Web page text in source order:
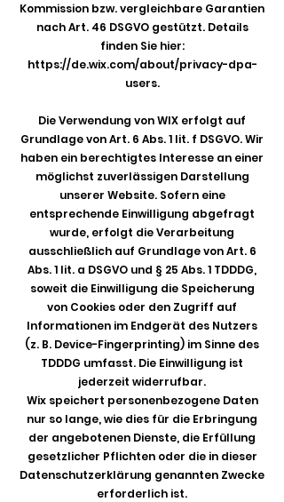
Kommission bzw. vergleichbare Garantien
nach Art. 46 DSGVO gestützt. Details
finden Sie hier:
https://de.wix.com/about/privacy-dpa-
users.
Die Verwendung von WIX erfolgt auf
Grundlage von Art. 6 Abs. 1 lit. f DSGVO. Wir
haben ein berechtigtes Interesse an einer
möglichst zuverlässigen Darstellung
unserer Website. Sofern eine
entsprechende Einwilligung abgefragt
wurde, erfolgt die Verarbeitung
ausschließlich auf Grundlage von Art. 6
Abs. 1 lit. a DSGVO und § 25 Abs. 1 TDDDG,
soweit die Einwilligung die Speicherung
von Cookies oder den Zugriff auf
Informationen im Endgerät des Nutzers
(z. B. Device-Fingerprinting) im Sinne des
TDDDG umfasst. Die Einwilligung ist
jederzeit widerrufbar.
Wix speichert personenbezogene Daten
nur so lange, wie dies für die Erbringung
der angebotenen Dienste, die Erfüllung
gesetzlicher Pflichten oder die in dieser
Datenschutzerklärung genannten Zwecke
erforderlich ist.